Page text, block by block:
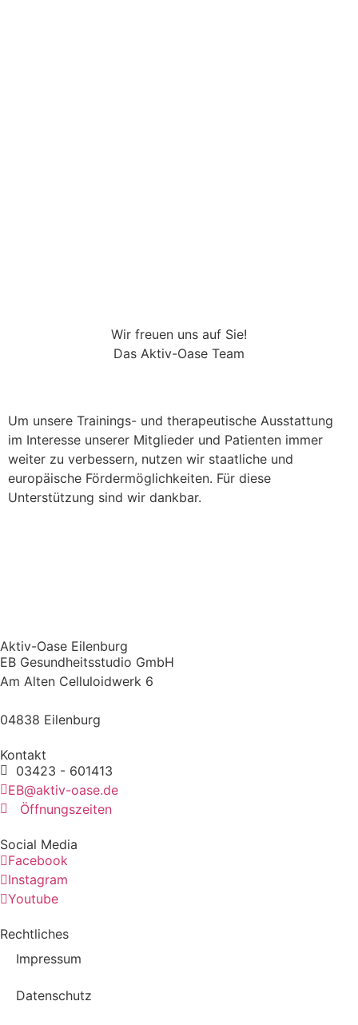
Wir freuen uns auf Sie!
Das Aktiv-Oase Team
Um unsere Trainings- und therapeutische Ausstattung
im Interesse unserer Mitglieder und Patienten immer
weiter zu verbessern, nutzen wir staatliche und
europäische Fördermöglichkeiten. Für diese
Unterstützung sind wir dankbar.
Aktiv-Oase Eilenburg
EB Gesundheitsstudio GmbH
Am Alten Celluloidwerk 6
04838 Eilenburg
Kontakt
03423 - 601413
EB@aktiv-oase.de
Öffnungszeiten
Social Media
Facebook
Instagram
Youtube
Rechtliches
Impressum
Datenschutz